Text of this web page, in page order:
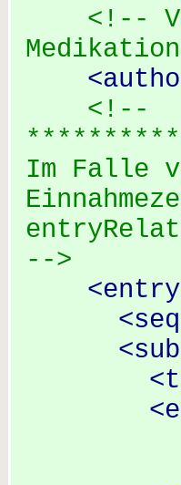
<!--
<
<!--
**********
Im Falle
-->
<
<
<
<
<